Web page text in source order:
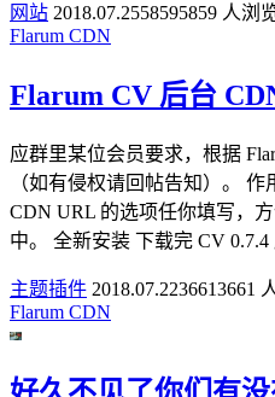
网站 2018.07.2558595859 人浏
Flarum CDN
Flarum CV 后台
应群里某位会员要求，根据
（如有侵权请回帖告知）。
CDN URL 的选项任你填写，
中。 全新安装 下载完 CV 0.7.4
主题插件 2018.07.2236613661
Flarum CDN